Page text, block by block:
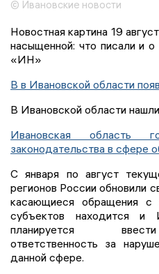
© Ивановские новости
Новостная картина 19
насыщенной: что писали и
«ИН»
В в Ивановской области
В Ивановской области
Ивановская область
законодательства в сфере
С января по август
регионов России обновили
касающиеся обращения
субъектов находится и
планируется
ответственность за
данной сфере.